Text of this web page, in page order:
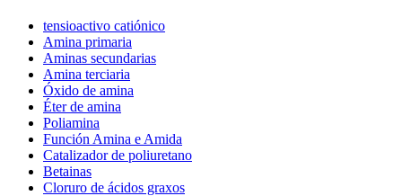
tensioactivo catiónico
Amina primaria
Aminas secundarias
Amina terciaria
Óxido de amina
Éter de amina
Poliamina
Función Amina e Amida
Catalizador de poliuretano
Betainas
Cloruro de ácidos graxos